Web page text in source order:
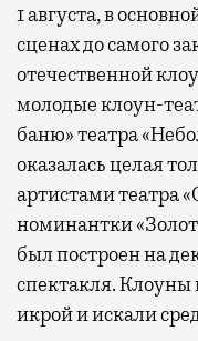
1 августа, в
сценах до самого
отечественной
молодые клоун-
баню» театра
оказалась целая
артистами театра
номинантки
был построен на
спектакля. Клоуны
икрой и искали